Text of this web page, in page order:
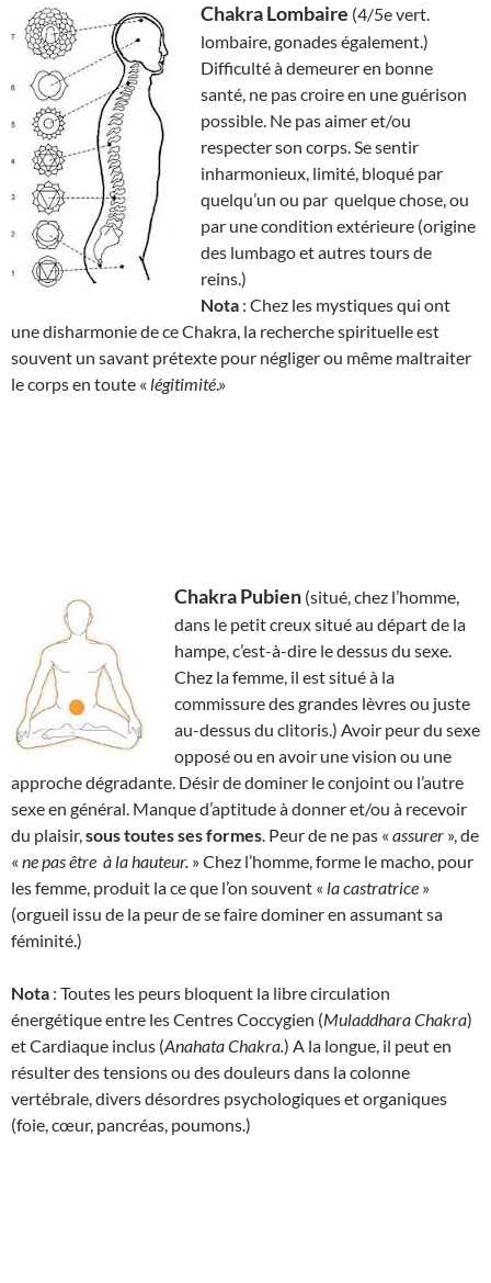
Chakra Lombaire (4/5e vert.
lombaire, gonades également.)
Difficulté à demeurer en bonne
santé, ne pas croire en une guérison
possible. Ne pas aimer et/ou
respecter son corps. Se sentir
inharmonieux, limité, bloqué par
quelqu’un ou par quelque chose, ou
par une condition extérieure (origine
des lumbago et autres tours de
reins.)
Nota : Chez les mystiques qui ont
une disharmonie de ce Chakra, la recherche spirituelle est
souvent un savant prétexte pour négliger ou même maltraiter
le corps en toute « légitimité.»
Chakra Pubien (situé, chez l’homme,
dans le petit creux situé au départ de la
hampe, c’est-à-dire le dessus du sexe.
Chez la femme, il est situé à la
commissure des grandes lèvres ou juste
au-dessus du clitoris.) Avoir peur du sexe
opposé ou en avoir une vision ou une
approche dégradante. Désir de dominer le conjoint ou l’autre
sexe en général. Manque d’aptitude à donner et/ou à recevoir
du plaisir,sous toutes ses formes. Peur de ne pas « assurer », de
« ne pas être à la hauteur. » Chez l’homme, forme le macho, pour
les femme, produit la ce que l’on souvent « lacastratrice »
(orgueil issu de la peur de se faire dominer en assumant sa
féminité.)
Nota : Toutes les peurs bloquent la libre circulation
énergétique entre les Centres Coccygien (Muladdhara Chakra)
et Cardiaque inclus (Anahata Chakra.) A la longue, il peut en
résulter des tensions ou des douleurs dans la colonne
vertébrale, divers désordres psychologiques et organiques
(foie, cœur, pancréas, poumons.)